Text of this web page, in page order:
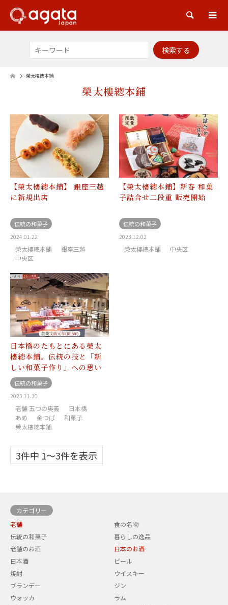
検索
榮太樓總本鋪
榮太樓總本鋪
【榮太樓總本鋪】 銀座三越
に新規出店
伝統の和菓子
2024.01.22
榮太樓總本鋪
銀座三越
中央区
【榮太樓總本鋪】新春 和菓
子詰合せ二段重 販売開始
伝統の和菓子
2023.12.02
榮太樓總本鋪 中央区
日本橋のたもとにある榮太
樓總本鋪。伝統の技と「新
しい和菓子作り」への思い
伝統の和菓子
2023.11.30
老舗 五つの奥義
日本橋
あめ
金つば
和菓子
榮太樓總本鋪
3件中 1〜3件を表示
カテゴリー
老舗
食の名物
伝統の和菓子
暮らしの逸品
老舗のお酒
日本のお酒
日本酒
ビール
焼酎
ウイスキー
ブランデー
ジン
ウォッカ
ラム